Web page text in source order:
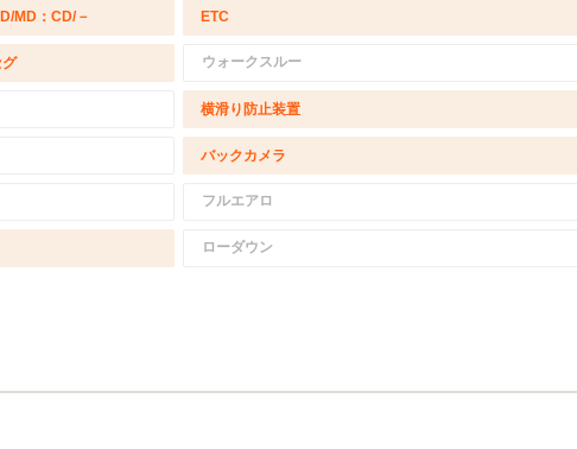
MD：CD/－ ETC
グ ウォークスルー
横滑り防止装置
バックカメラ
フルエアロ
ローダウン